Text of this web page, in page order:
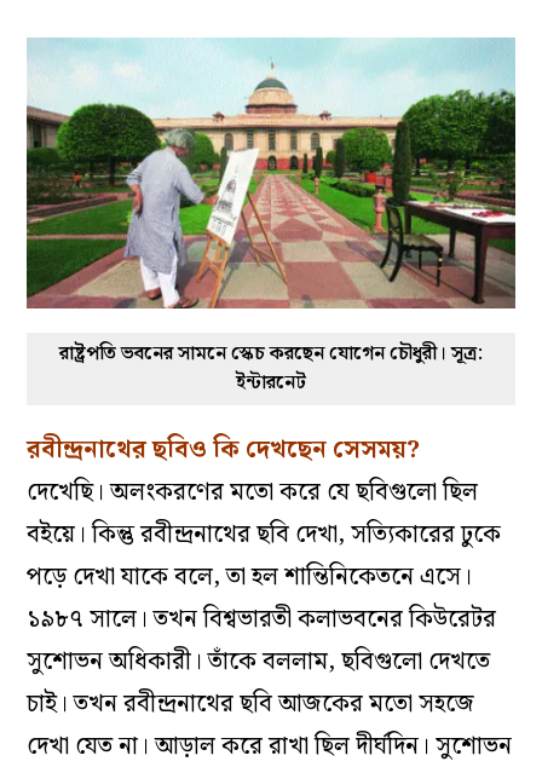
রাষ্ট্রপতি ভবনের সামনে স্কেচ করছেন যোগেন চৌধুরী। সূত্র:
ইন্টারনেট
রবীন্দ্রনাথের ছবিও কি দেখছেন সেসময়?
দেখেছি। অলংকরণের মতো করে যে ছবিগুলো ছিল
বইয়ে। কিন্তু রবীন্দ্রনাথের ছবি দেখা, সত্যিকারের ঢুকে
পড়ে দেখা যাকে বলে, তা হল শান্তিনিকেতনে এসে।
১৯৮৭ সালে। তখন বিশ্বভারতী কলাভবনের কিউরেটর
সুশোভন অধিকারী। তাঁকে বললাম, ছবিগুলো দেখতে
চাই। তখন রবীন্দ্রনাথের ছবি আজকের মতো সহজে
দেখা যেত না। আড়াল করে রাখা ছিল দীর্ঘদিন। সুশোভন